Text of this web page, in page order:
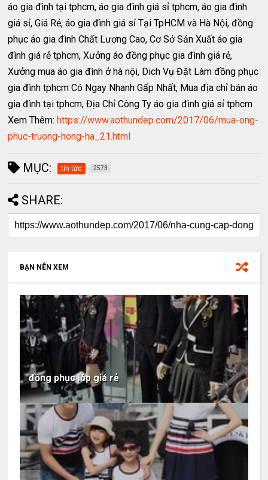
áo gia đình tại tphcm, áo gia đình giá sỉ tphcm, áo gia đình
giá sỉ, Giá Rẻ, áo gia đình giá sỉ Tại TpHCM và Hà Nội, đồng
phục áo gia đình Chất Lượng Cao, Cơ Sở Sản Xuất áo gia
đình giá rẻ tphcm, Xưởng áo đồng phục gia đình giá rẻ,
Xưởng mua áo gia đình ở hà nội, Dich Vụ Đặt Làm đồng phục
gia đình tphcm Có Ngay Nhanh Gấp Nhất, Mua địa chỉ bán áo
gia đình tại tphcm, Địa Chỉ Công Ty áo gia đình giá sỉ tphcm
Xem Thêm:https://www.aothundep.com/2017/06/mua-ong-
phuc-truong-hong-ha_21.html
MỤC: tin tức 2573
SHARE:
BẠN NÊN XEM
đồng phục lớp giá rẻ